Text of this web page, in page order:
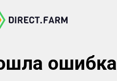
ошибка